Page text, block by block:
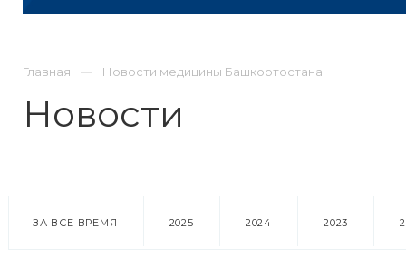
Главная Новости медицины Башкортостана
Новости
ЗА ВСЕ ВРЕМЯ 2025 2024 2023